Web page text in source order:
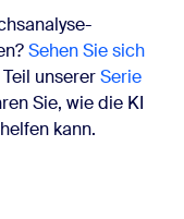
Sehen Sie sich
unsererSerie
Sie, wie die KI
kann.